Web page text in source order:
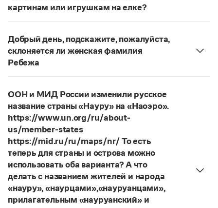
Монологи
Интервью
Лекции и подкасты
Рекомендуем
Правила русского языка: от азов до тонкостей
Интерактивные упражнения: от простого к сложному
Скороговорки
Издательство
Научпоп
Учебники и справочники
Все книги
картинам или игрушкам на елке?
Нашответ2014 года по-прежнему актуален.
то игнорируют рекомендации нормативных
словарей русского языка, в которых указан глагол
развесить
развешенный) со значением «повесить в разных
местах (несколько, много предметов)». Ср.:
Я знаю, что на стенах своей квартиры вы
развесили разные географические карты
(И. С. Тургенев. Бретер). И эти карты, безусловно,
развешены.
Страница ответа
Добрый день, подскажите, пожалуйста,
склоняется ли женская фамилия
Ребежа
ФамилияРебежасклоняется (и мужская,
Страница ответа
ООН и МИД России изменили русское
название страны «Науру» на «Наоэро».
https://www.un.org/ru/about-
us/member-states
https://mid.ru/ru/maps/nr/ То есть
теперь для страны и острова можно
использовать оба варианта? А что
делать с названием жителей и народа
«науру», «наурцами»,«науруанцами»,
прилагательным «науруанский» и